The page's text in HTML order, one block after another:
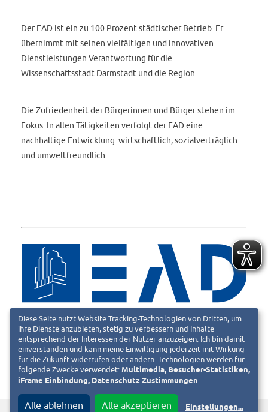
Der EAD ist ein zu 100 Prozent städtischer Betrieb. Er
übernimmt mit seinen vielfältigen und innovativen
Dienstleistungen Verantwortung für die
Wissenschaftsstadt Darmstadt und die Region.
Die Zufriedenheit der Bürgerinnen und Bürger stehen im
Fokus. In allen Tätigkeiten verfolgt der EAD eine
nachhaltige Entwicklung: wirtschaftlich, sozialverträglich
und umweltfreundlich.
Diesen Beitrag teilen auf f T
Diese Seite nutzt Website Tracking-Technologien von Dritten, um
ihre Dienste anzubieten, stetig zu verbessern und Inhalte
entsprechend der Interessen der Nutzer anzuzeigen. Ich bin damit
einverstanden und kann meine Einwilligung jederzeit mit Wirkung
für die Zukunft widerrufen oder ändern. Technologien werden für
folgende Zwecke verwendet: Multimedia, Besucher-Statistiken,
iFrame Einbindung, Datenschutz Zustimmungen
Alle ablehnen Alle akzeptieren Einstellungen...